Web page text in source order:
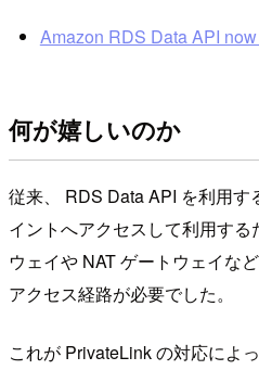
Amazon RDS Data API
何が嬉しいのか
従来、 RDS Data API を利用
イントへアクセスして利用す
ウェイや NAT ゲートウェイな
アクセス経路が必要でした。
これが PrivateLink の対応によ